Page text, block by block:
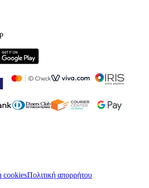
cookiesΠολιτική απορρήτου